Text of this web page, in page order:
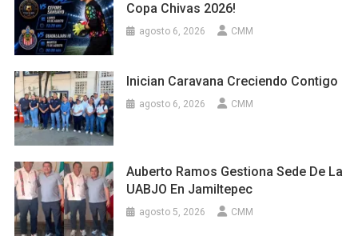
Copa Chivas 2026!
agosto 6, 2026 CMM
Inician Caravana Creciendo Contigo
agosto 6, 2026 CMM
Auberto Ramos Gestiona Sede De La
UABJO En Jamiltepec
agosto 5, 2026 CMM